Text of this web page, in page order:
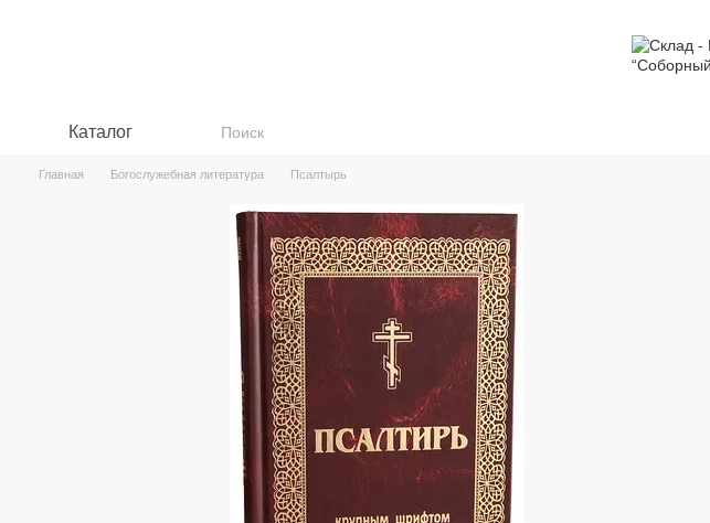
Каталог
Главная Богослужебная литература Псалтырь